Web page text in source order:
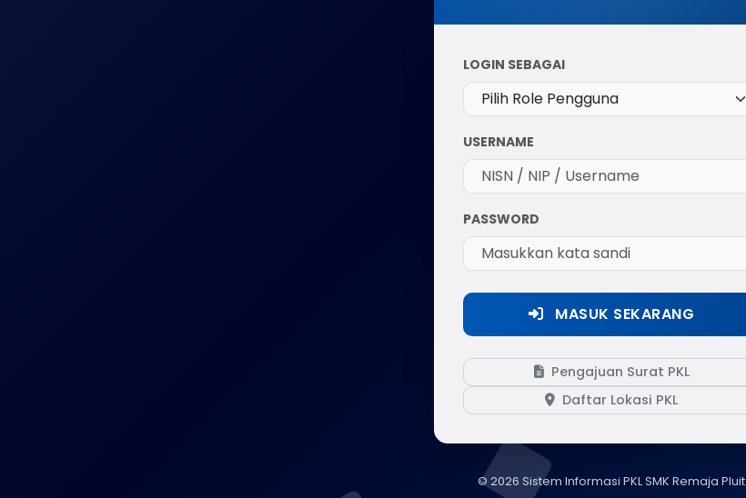
LOGIN SEBAGAI
USERNAME
PASSWORD
MASUK SEKARANG
Pengajuan Surat PKL
Daftar Lokasi PKL
© 2026 Sistem Informasi PKL SMK Remaja Pluit